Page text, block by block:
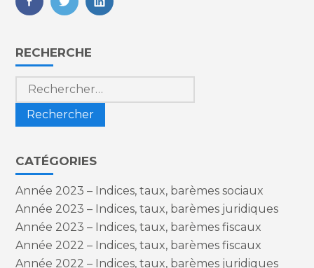
FaceBook
TwitterLinkedIn
Blog
sidebar
RECHERCHE
Rechercher :
CATÉGORIES
Année 2023 – Indices, taux, barèmes sociaux
Année 2023 – Indices, taux, barèmes juridiques
Année 2023 – Indices, taux, barèmes fiscaux
Année 2022 – Indices, taux, barèmes fiscaux
Année 2022 – Indices, taux, barèmes juridiques